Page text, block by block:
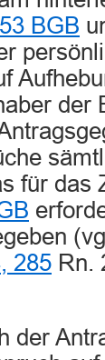
BGB
der
für das
285 Rn.
der